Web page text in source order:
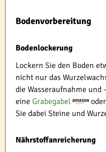
Bodenvorbereitung
Bodenlockerung
Lockern Sie den Boden
nicht nur das
die Wasseraufnahme und
eine Grabegabel
Sie dabei Steine und
Nährstoffanreicherung